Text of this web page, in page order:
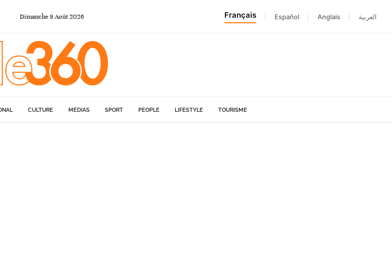
Dimanche 9Août 2026 Français Español Anglais العربية
CULTURE MÉDIAS SPORT PEOPLE LIFESTYLE TOURISME